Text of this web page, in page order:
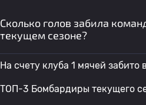
Сколько голов забила
текущем сезоне?
На счету клуба 1 мячей забито
ТОП-3 Бомбардиры текущего